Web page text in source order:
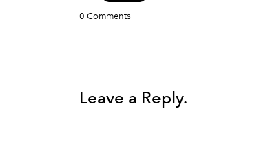
0 Comments
Leave a Reply.